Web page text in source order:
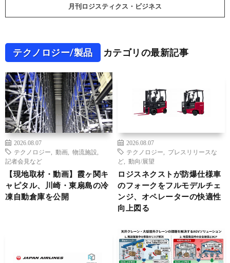
月刊ロジスティクス・ビジネス
テクノロジー/製品 カテゴリの最新記事
2026.08.07
テクノロジー
動画 物流施設
記者会見など
【現地取材・動画】霞ヶ関キ
ャピタル、川崎・東扇島の冷
凍自動倉庫を公開
2026.08.07
テクノロジー
プレスリリースな
ど
動向/展望
ロジスネクストが防爆仕様車
のフォークをフルモデルチェ
ンジ、オペレーターの快適性
向上図る